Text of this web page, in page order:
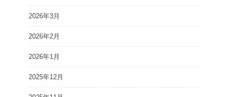
2026年3月
2026年2月
2026年1月
2025年12月